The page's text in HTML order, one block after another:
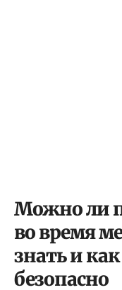
Можно ли
во время
знать и
безопасно